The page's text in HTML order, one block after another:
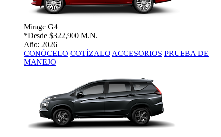
Mirage G4
*Desde $322,900 M.N.
Año: 2026
CONÓCELO COTÍZALO ACCESORIOS PRUEBA DE
MANEJO